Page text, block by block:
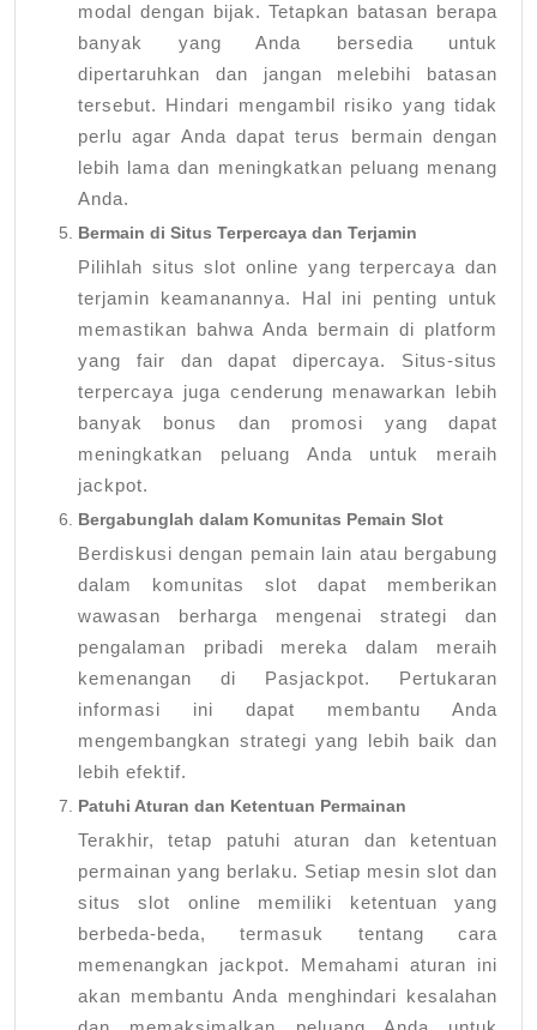
modal dengan bijak. Tetapkan batasan berapa
banyak yang Anda bersedia untuk
dipertaruhkan dan jangan melebihi batasan
tersebut. Hindari mengambil risiko yang tidak
perlu agar Anda dapat terus bermain dengan
lebih lama dan meningkatkan peluang menang
Anda.
Bermain di Situs Terpercaya dan Terjamin
Pilihlah situs slot online yang terpercaya dan
terjamin keamanannya. Hal ini penting untuk
memastikan bahwa Anda bermain di platform
yang fair dan dapat dipercaya. Situs-situs
terpercaya juga cenderung menawarkan lebih
banyak bonus dan promosi yang dapat
meningkatkan peluang Anda untuk meraih
jackpot.
Bergabunglah dalam Komunitas Pemain Slot
Berdiskusi dengan pemain lain atau bergabung
dalam komunitas slot dapat memberikan
wawasan berharga mengenai strategi dan
pengalaman pribadi mereka dalam meraih
kemenangan di Pasjackpot. Pertukaran
informasi ini dapat membantu Anda
mengembangkan strategi yang lebih baik dan
lebih efektif.
Patuhi Aturan dan Ketentuan Permainan
Terakhir, tetap patuhi aturan dan ketentuan
permainan yang berlaku. Setiap mesin slot dan
situs slot online memiliki ketentuan yang
berbeda-beda, termasuk tentang cara
memenangkan jackpot. Memahami aturan ini
akan membantu Anda menghindari kesalahan